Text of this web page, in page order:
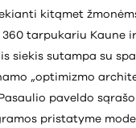
kitąmet
tarpukariu Kaune
siekis sutampa su
„optimizmo
paveldo
pristatyme